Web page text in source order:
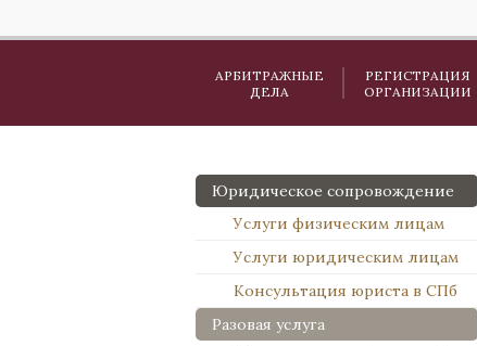
АРБИТРАЖНЫЕ
ДЕЛА
РЕГИСТРАЦИЯ
ОРГАНИЗАЦИИ
Юридическое сопровождение
Услуги физическим лицам
Услуги юридическим лицам
Консультация юриста в СПб
Разовая услуга